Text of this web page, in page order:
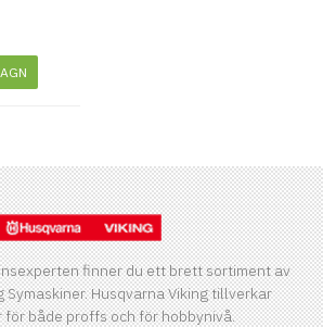
finner du ett brett sortiment av
Symaskiner. Husqvarna Viking tillverkar
för både proffs och för hobbynivå.